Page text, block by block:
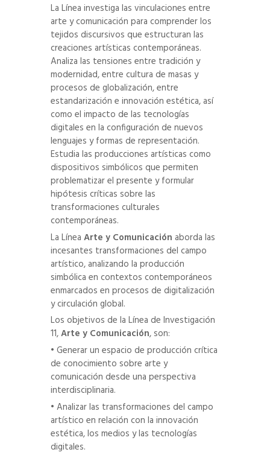
La Línea investiga las vinculaciones entre
arte y comunicación para comprender los
tejidos discursivos que estructuran las
creaciones artísticas contemporáneas.
Analiza las tensiones entre tradición y
modernidad, entre cultura de masas y
procesos de globalización, entre
estandarización e innovación estética, así
como el impacto de las tecnologías
digitales en la configuración de nuevos
lenguajes y formas de representación.
Estudia las producciones artísticas como
dispositivos simbólicos que permiten
problematizar el presente y formular
hipótesis críticas sobre las
transformaciones culturales
contemporáneas.
La Línea Arte y Comunicación aborda las
incesantes transformaciones del campo
artístico, analizando la producción
simbólica en contextos contemporáneos
enmarcados en procesos de digitalización
y circulación global.
Los objetivos de la Línea de Investigación
11,Arte y Comunicación, son:
• Generar un espacio de producción crítica
de conocimiento sobre arte y
comunicación desde una perspectiva
interdisciplinaria.
• Analizar las transformaciones del campo
artístico en relación con la innovación
estética, los medios y las tecnologías
digitales.